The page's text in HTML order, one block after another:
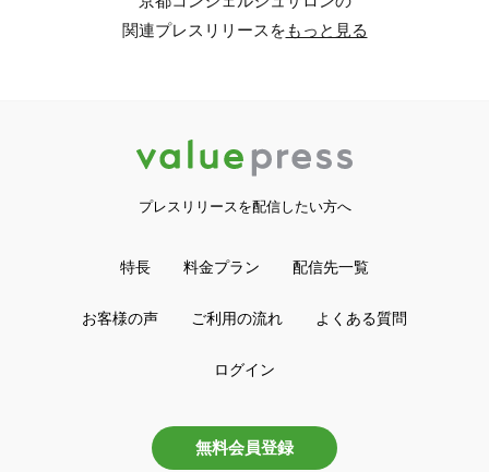
関連プレスリリースをもっと見る
プレスリリースを配信したい方へ
特長 料金プラン 配信先一覧
お客様の声 ご利用の流れ よくある質問
ログイン
無料会員登録